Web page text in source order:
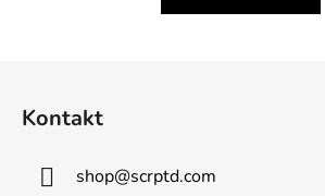
Kontakt
shop@scrptd.com